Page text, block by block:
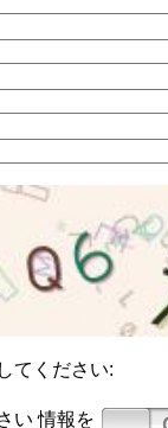
てください:
い 情報を